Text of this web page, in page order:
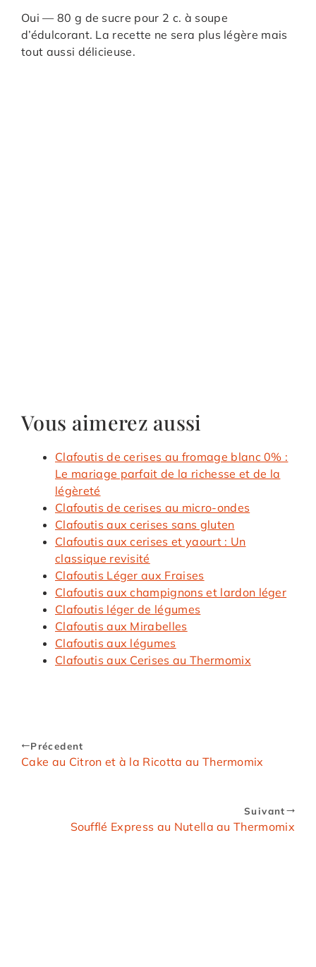
Oui — 80 g de sucre pour 2 c. à soupe
d’édulcorant. La recette ne sera plus légère mais
tout aussi délicieuse.
Vous aimerez aussi
Clafoutis de cerises au fromage blanc 0% :
Le mariage parfait de la richesse et de la
légèreté
Clafoutis de cerises au micro-ondes
Clafoutis aux cerises sans gluten
Clafoutis aux cerises et yaourt : Un
classique revisité
Clafoutis Léger aux Fraises
Clafoutis aux champignons et lardon léger
Clafoutis léger de légumes
Clafoutis aux Mirabelles
Clafoutis aux légumes
Clafoutis aux Cerises au Thermomix
Précedent
Cake au Citron et à la Ricotta au Thermomix
Suivant
Soufflé Express au Nutella au Thermomix